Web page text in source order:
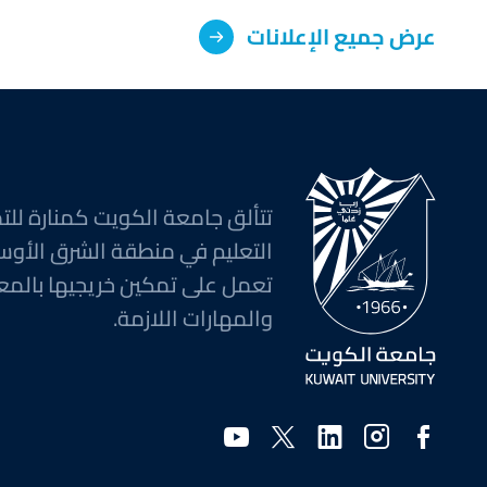
عرض جميع الإعلانات
تتألق جامعة الكويت كمنارة
التعليم في منطقة الشرق
تعمل على تمكين خريجيها
والمهارات اللازمة.
وسائل